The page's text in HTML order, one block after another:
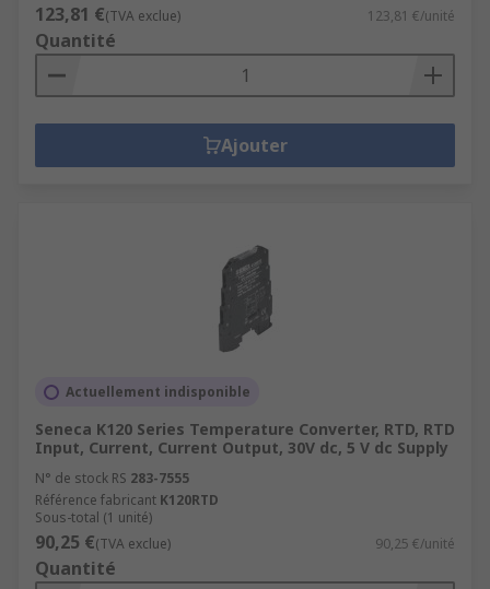
123,81 €(TVA exclue) 123,81 €/unité
Quantité
Ajouter
Actuellement indisponible
Seneca K120 Series Temperature Converter, RTD, RTD
Input, Current, Current Output, 30V dc, 5 V dc Supply
N° de stock RS 283-7555
Référence fabricant K120RTD
Sous-total (1 unité)
90,25 €(TVA exclue) 90,25 €/unité
Quantité